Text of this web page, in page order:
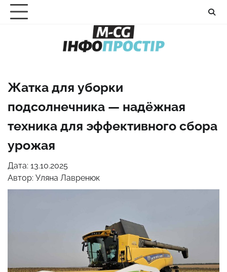
Перейти
Жатка для уборки
подсолнечника — надёжная
техника для эффективного сбора
урожая
Дата: 13.10.2025
Автор: Уляна Лавренюк